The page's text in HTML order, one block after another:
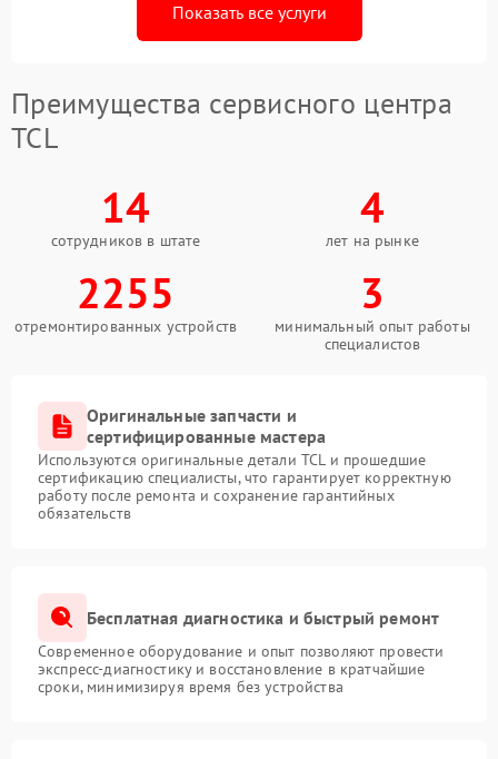
Показать все услуги
Преимущества сервисного центра
TCL
14
сотрудников в штате
4
лет на рынке
2255
отремонтированных устройств
3
минимальный опыт работы
специалистов
Оригинальные запчасти и
сертифицированные мастера
Используются оригинальные детали TCL и прошедшие
сертификацию специалисты, что гарантирует корректную
работу после ремонта и сохранение гарантийных
обязательств
Бесплатная диагностика и быстрый ремонт
Современное оборудование и опыт позволяют провести
экспресс-диагностику и восстановление в кратчайшие
сроки, минимизируя время без устройства